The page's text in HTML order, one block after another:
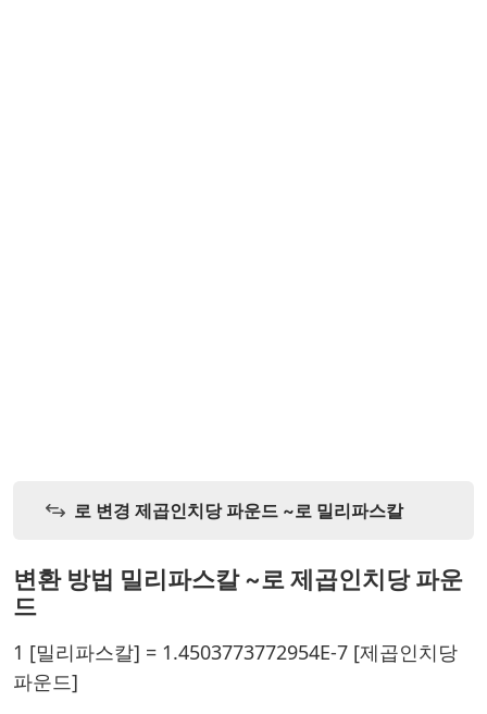
로 변경 제곱인치당 파운드 ~로 밀리파스칼
변환 방법 밀리파스칼 ~로 제곱인치당 파운
드
1 [밀리파스칼] = 1.4503773772954E-7 [제곱인치당
파운드]